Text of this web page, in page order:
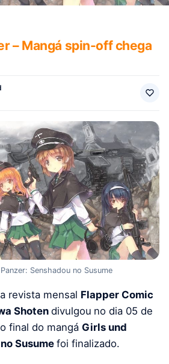
– Mangá spin-off chega
Senshadou no Susume
revista mensal Flapper Comic
Shoten divulgou no dia 05 de
final do mangá Girls und
Susumefoi finalizado.